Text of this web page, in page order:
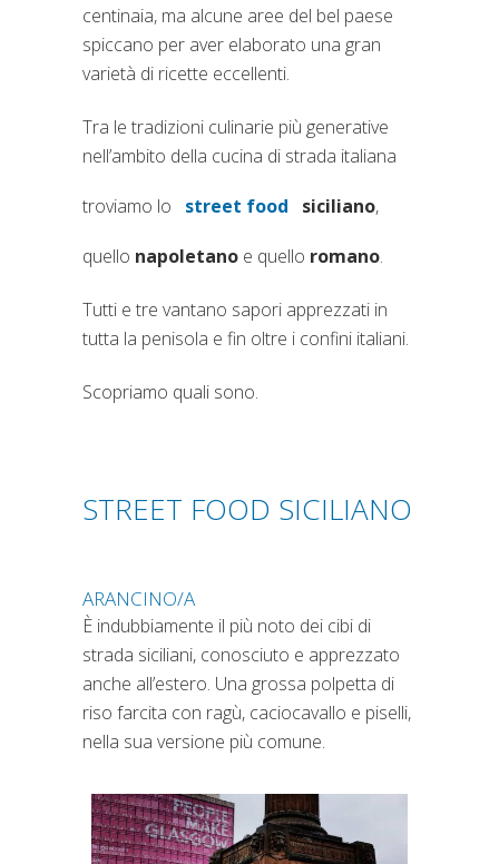
centinaia, ma alcune aree del bel paese
spiccano per aver elaborato una gran
varietà di ricette eccellenti.
Tra le tradizioni culinarie più generative
nell’ambito della cucina di strada italiana
troviamo lo street food
(si apre in una nuova scheda)
siciliano,
quello napoletano e quello romano.
Tutti e tre vantano sapori apprezzati in
tutta la penisola e fin oltre i confini italiani.
Scopriamo quali sono.
STREET FOOD SICILIANO
ARANCINO/A
È indubbiamente il più noto dei cibi di
strada siciliani, conosciuto e apprezzato
anche all’estero. Una grossa polpetta di
riso farcita con ragù, caciocavallo e piselli,
nella sua versione più comune.